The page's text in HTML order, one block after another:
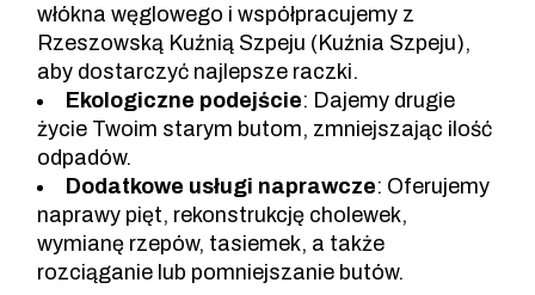
włókna węglowego i współpracujemy z
Rzeszowską Kuźnią Szpeju (Kuźnia Szpeju),
aby dostarczyć najlepsze raczki.
Ekologiczne podejście: Dajemy drugie
życie Twoim starym butom, zmniejszając ilość
odpadów.
Dodatkowe usługi naprawcze: Oferujemy
naprawy pięt, rekonstrukcję cholewek,
wymianę rzepów, tasiemek, a także
rozciąganie lub pomniejszanie butów.